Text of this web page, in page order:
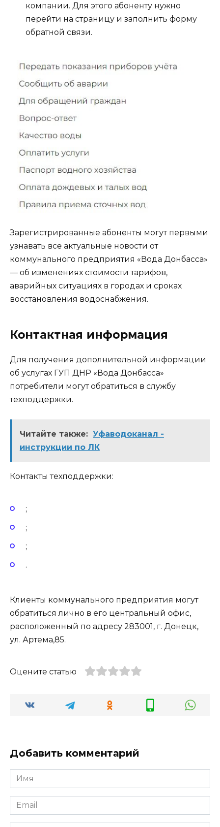
компании. Для этого абоненту нужно
перейти на страницу и заполнить форму
обратной связи.
Зарегистрированные абоненты могут первыми
узнавать все актуальные новости от
коммунального предприятия «Вода Донбасса»
— об изменениях стоимости тарифов,
аварийных ситуациях в городах и сроках
восстановления водоснабжения.
Контактная информация
Для получения дополнительной информации
об услугах ГУП ДНР «Вода Донбасса»
потребители могут обратиться в службу
техподдержки.
Читайте также: Уфаводоканал -
инструкции по ЛК
Контакты техподдержки:
;
;
;
.
Клиенты коммунального предприятия могут
обратиться лично в его центральный офис,
расположенный по адресу 283001, г. Донецк,
ул. Артема,85.
Оцените статью
Добавить комментарий
Имя
*
Email
*